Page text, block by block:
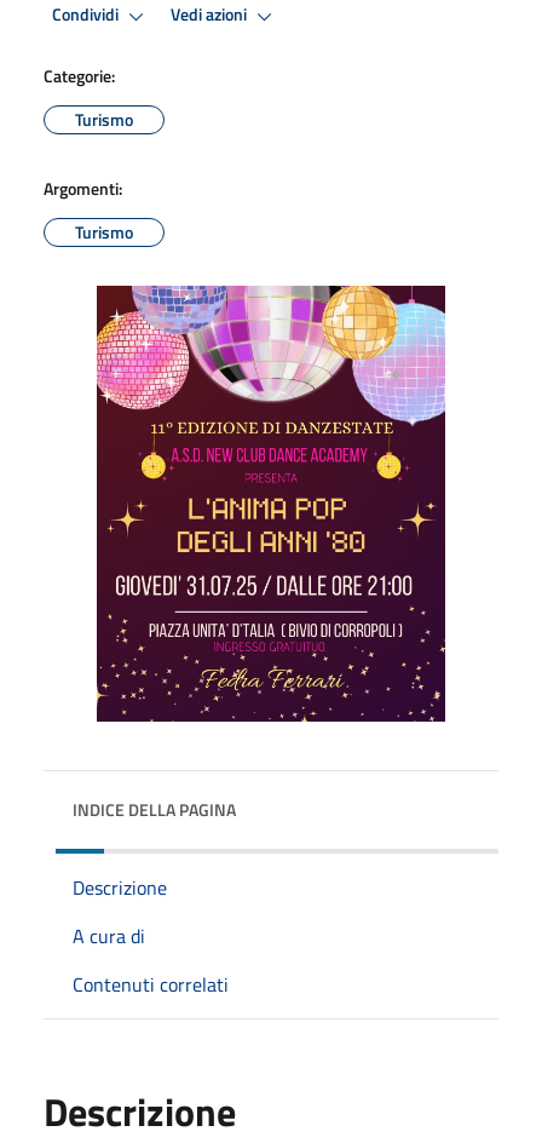
Condividi Vedi azioni
Categorie:
Turismo
Argomenti:
Turismo
INDICE DELLA PAGINA
Descrizione
A cura di
Contenuti correlati
Descrizione